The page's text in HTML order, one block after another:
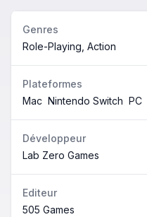
Genres
Role-Playing, Action
Plateformes
Mac Nintendo Switch PC
Développeur
Lab Zero Games
Editeur
505 Games